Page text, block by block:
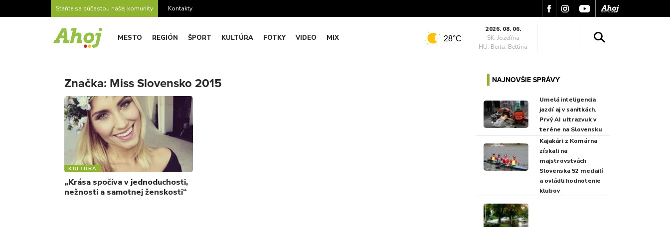
Staňte sa súčasťou našej komunity Kontakty
MESTO REGIÓN ŠPORT KULTÚRA FOTKY VIDEO MIX 28°C
2026. 08. 06.
SK: Jozefína
HU: Berta, Bettina
Značka: Miss Slovensko 2015
KULTÚRA
„Krása spočíva v jednoduchosti,
nežnosti a samotnej ženskosti“
NAJNOVŠIE SPRÁVY
Umelá inteligencia
jazdí aj v sanitkách.
Prvý AI ultrazvuk v
teréne na Slovensku
Kajakári z Komárna
získali na
majstrovstvách
Slovenska 52 medailí
a ovládli hodnotenie
klubov